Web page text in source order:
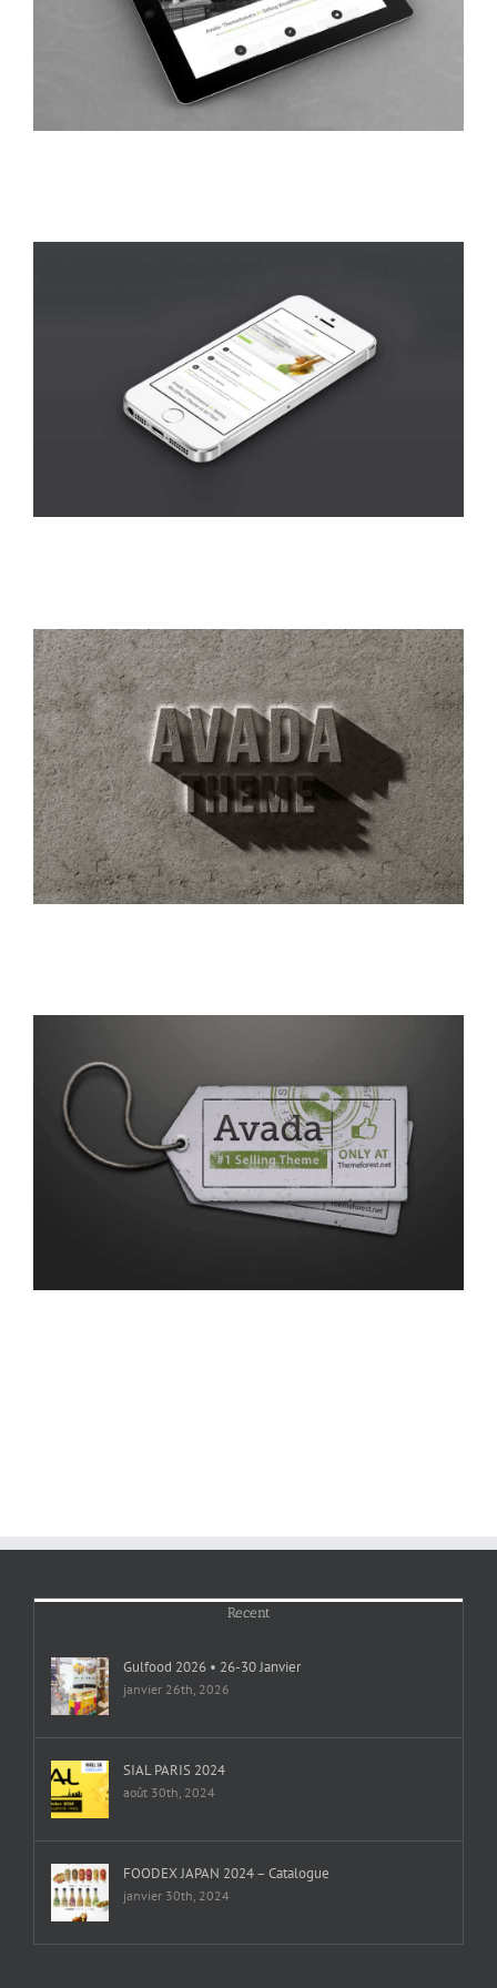
Recent
Gulfood 2026 • 26-30 Janvier
janvier 26th, 2026
SIAL PARIS 2024
août 30th, 2024
FOODEX JAPAN 2024 – Catalogue
janvier 30th, 2024